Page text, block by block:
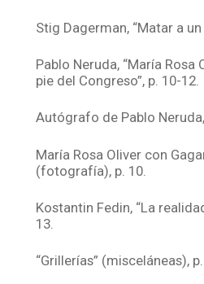
Stig Dagerman, “Matar a un
Pablo Neruda, “María Rosa
pie del Congreso”, p. 10-12.
Autógrafo de Pablo
María Rosa Oliver con
(fotografía), p. 10.
Kostantin Fedin, “La
13.
“Grillerías” (misceláneas), p.